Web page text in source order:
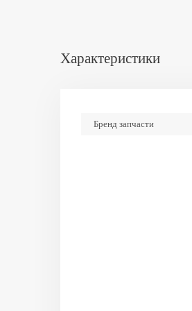
Характеристики
Бренд запчасти